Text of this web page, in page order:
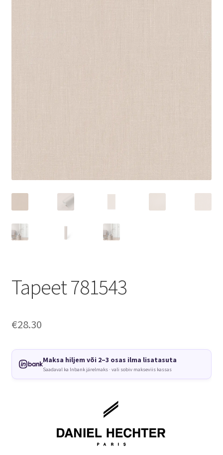
Tapeet 781543
€28.30
Maksa hiljem või 2–3 osas ilma lisatasuta
Saadaval ka Inbank järelmaks · vali sobiv makseviis kassas